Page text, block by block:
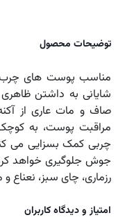
توضیحات محصول
مناسب پوست های چرب
شایانی به داشتن
صاف و مات عاری از
مراقبت پوست، به
چربی کمک بسزایی می
جوش جلوگیری خواهد
رزماری، چای سبز، نعناع
امتیاز و دیدگاه کاربران